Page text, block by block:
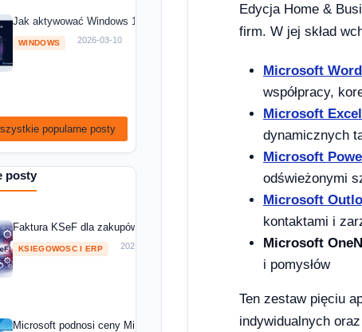
Jak aktywować Windows 11 telefonicznie — aktywacja przez telefon krok
WINDOWS 2026-03-10
popularne posty
posty
Faktura KSeF dla zakupów Microsoft 2026 — co musi wiedzieć dział IT i
KSIEGOWOSC I ERP 2026-05-01
Microsoft podnosi ceny Microsoft 365 o 13-33% od lipca 2026 — co to
Edycja Home &
firm. W jej skład
Microsoft Word
współpracy,
Microsoft Excel
dynamicznych
Microsoft
odświeżonymi
Microsoft
kontaktami i
Microsoft
i pomysłów
Ten zestaw pięciu
indywidualnych